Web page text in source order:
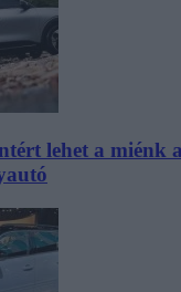
lehet a miénk